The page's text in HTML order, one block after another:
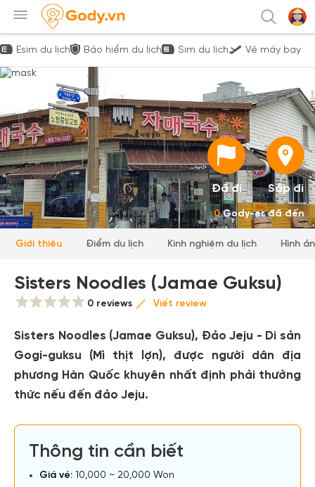
Esim du lịch Bảo hiểm du lịch Sim du lịch Vé máy bay
Đã đi Sắp đi
0Gody-er đã đến
Giới thiệu Điểm du lịch Kinh nghiệm du lịch Hình
Sisters Noodles (Jamae Guksu)
0 reviews Viết review
Sisters Noodles (Jamae Guksu), Đảo Jeju - Di sản
Gogi-guksu (Mì thịt lợn), được người dân địa
phương Hàn Quốc khuyên nhất định phải thưởng
thức nếu đến đảo Jeju.
Thông tin cần biết
Giá vé: 10,000 ~ 20,000 Won